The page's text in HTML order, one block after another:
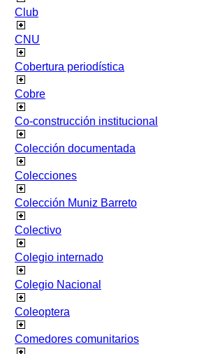
Club
CNU
Cobertura periodística
Cobre
Co-construcción institucional
Colección documentada
Colecciones
Colección Muniz Barreto
Colectivo
Colegio internado
Colegio Nacional
Coleoptera
Comedores comunitarios